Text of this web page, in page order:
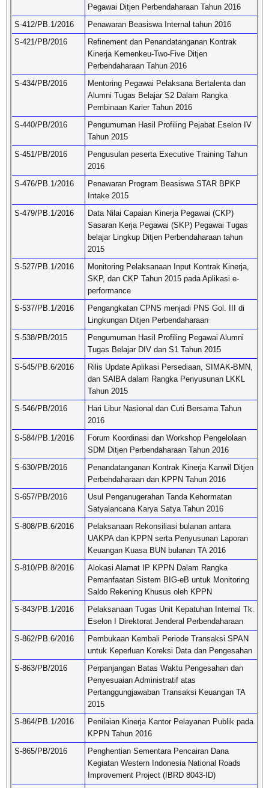
Pegawai Ditjen Perbendaharaan Tahun 2016
S-412/PB.1/2016
Penawaran Beasiswa Internal tahun 2016
S-421/PB/2016
Refinement dan Penandatanganan Kontrak
Kinerja Kemenkeu-Two-Five Ditjen
Perbendaharaan Tahun 2016
S-434/PB/2016
Mentoring Pegawai Pelaksana Bertalenta dan
Alumni Tugas Belajar S2 Dalam Rangka
Pembinaan Karier Tahun 2016
S-440/PB/2016
Pengumuman Hasil Profiling Pejabat Eselon IV
Tahun 2015
S-451/PB/2016
Pengusulan peserta Executive Training Tahun
2016
S-476/PB.1/2016
Penawaran Program Beasiswa STAR BPKP
Intake 2015
S-479/PB.1/2016
Data Nilai Capaian Kinerja Pegawai (CKP)
Sasaran Kerja Pegawai (SKP) Pegawai Tugas
belajar Lingkup Ditjen Perbendaharaan tahun
2015
S-527/PB.1/2016
Monitoring Pelaksanaan Input Kontrak Kinerja,
SKP, dan CKP Tahun 2015 pada Aplikasi e-
performance
S-537/PB.1/2016
Pengangkatan CPNS menjadi PNS Gol. III di
Lingkungan Ditjen Perbendaharaan
S-538/PB/2015
Pengumuman Hasil Profiling Pegawai Alumni
Tugas Belajar DIV dan S1 Tahun 2015
S-545/PB.6/2016
Rilis Update Aplikasi Persediaan, SIMAK-BMN,
dan SAlBA dalam Rangka Penyusunan LKKL
Tahun 2015
S-546/PB/2016
Hari Libur Nasional dan Cuti Bersama Tahun
2016
S-584/PB.1/2016
Forum Koordinasi dan Workshop Pengelolaan
SDM Ditjen Perbendaharaan Tahun 2016
S-630/PB/2016
Penandatanganan Kontrak Kinerja Kanwil Ditjen
Perbendaharaan dan KPPN Tahun 2016
S-657/PB/2016
Usul Penganugerahan Tanda Kehormatan
Satyalancana Karya Satya Tahun 2016
S-808/PB.6/2016
Pelaksanaan Rekonsiliasi bulanan antara
UAKPA dan KPPN serta Penyusunan Laporan
Keuangan Kuasa BUN bulanan TA 2016
S-810/PB.8/2016
Alokasi Alamat IP KPPN Dalam Rangka
Pemanfaatan Sistem BIG-eB untuk Monitoring
Saldo Rekening Khusus oleh KPPN
S-843/PB.1/2016
Pelaksanaan Tugas Unit Kepatuhan Internal Tk.
Eselon I Direktorat Jenderal Perbendaharaan
S-862/PB.6/2016
Pembukaan Kembali Periode Transaksi SPAN
untuk Keperluan Koreksi Data dan Pengesahan
S-863/PB/2016
Perpanjangan Batas Waktu Pengesahan dan
Penyesuaian Administratif atas
Pertanggungjawaban Transaksi Keuangan TA
2015
S-864/PB.1/2016
Penilaian Kinerja Kantor Pelayanan Publik pada
KPPN Tahun 2016
S-865/PB/2016
Penghentian Sementara Pencairan Dana
Kegiatan Western Indonesia National Roads
Improvement Project (IBRD 8043-ID)